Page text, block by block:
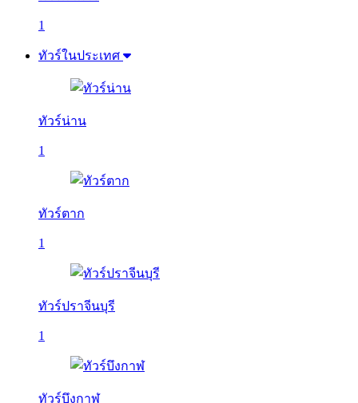
1
ทัวร์ในประเทศ
ทัวร์น่าน
1
ทัวร์ตาก
1
ทัวร์ปราจีนบุรี
1
ทัวร์บึงกาฬ